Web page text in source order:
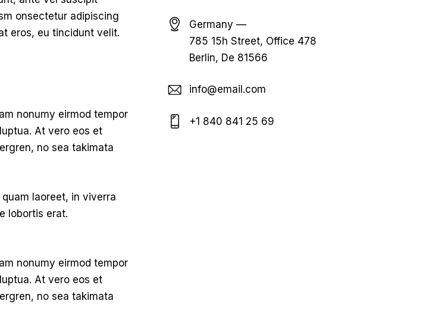
onsectetur adipiscing
eros, eu tincidunt velit.
nonumy eirmod tempor
At vero eos et
no sea takimata
laoreet, in viverra
lobortis erat.
nonumy eirmod tempor
At vero eos et
no sea takimata
Germany —
785 15h Street, Office 478
Berlin, De 81566
info@email.com
+1 840 841 25 69